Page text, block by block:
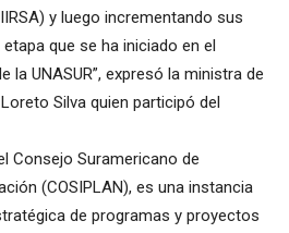
y luego incrementando sus
que se ha iniciado en el
la UNASUR”, expresó la ministra de
Silva quien participó del
Consejo Suramericano de
(COSIPLAN), es una instancia
de programas y proyectos